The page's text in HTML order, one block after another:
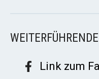
Link zum